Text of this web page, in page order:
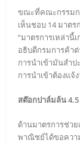
ขณะที่คณะกรรมก
เห็นชอบ 14 มาตร
“มาตรการเหล่านี้
อธิบดีกรมการค้าต่
การนำเข้ามันสำป
การนำเข้าต้องแจ้
สต๊อกปาล์มล้น
ด้านมาตรการช่ว
พาณิชย์ได้ขอควา